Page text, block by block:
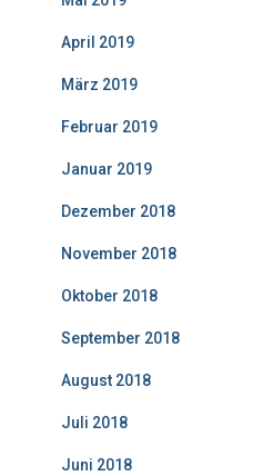
April 2019
März 2019
Februar 2019
Januar 2019
Dezember 2018
November 2018
Oktober 2018
September 2018
August 2018
Juli 2018
Juni 2018